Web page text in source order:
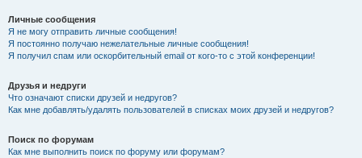
Личные сообщения
Я не могу отправить личные сообщения!
Я постоянно получаю нежелательные личные сообщения!
Я получил спам или оскорбительный email от кого-то с этой конференции!
Друзья и недруги
Что означают списки друзей и недругов?
Как мне добавлять/удалять пользователей в списках моих друзей и недругов?
Поиск по форумам
Как мне выполнить поиск по форуму или форумам?